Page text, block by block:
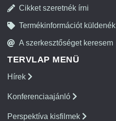
Cikket szeretnék írni
Termékinformációt küldenék
A szerkesztőséget keresem
TERVLAP MENÜ
Hírek
Konferenciaajánló
Perspektíva kisfilmek